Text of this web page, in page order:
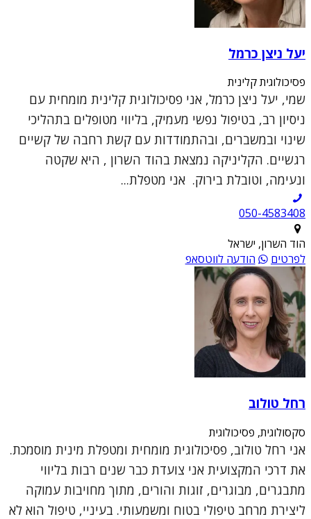
יעל ניצן כרמל
פסיכולוגית קלינית
שמי, יעל ניצן כרמל, אני פסיכולוגית קלינית מומחית עם
ניסיון רב, בטיפול נפשי מעמיק, בליווי מטופלים בתהליכי
שינוי ובמשברים, ובהתמודדות עם קשת רחבה של קשיים
רגשיים. הקליניקה נמצאת בהוד השרון , היא שקטה
ונעימה, וטובלת בירוק. אני מטפלת...
050-4583408
הוד השרון, ישראל
לפרטים
הודעה לווטסאפ
רחל טולוב
סקסולוגית, פסיכולוגית
אני רחל טולוב, פסיכולוגית מומחית ומטפלת מינית מוסמכת.
את דרכי המקצועית אני צועדת כבר שנים רבות בליווי
מתבגרים, מבוגרים, זוגות והורים, מתוך מחויבות עמוקה
ליצירת מרחב טיפולי בטוח ומשמעותי. בעיניי, טיפול הוא לא